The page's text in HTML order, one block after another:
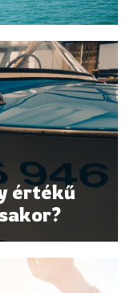
értékű